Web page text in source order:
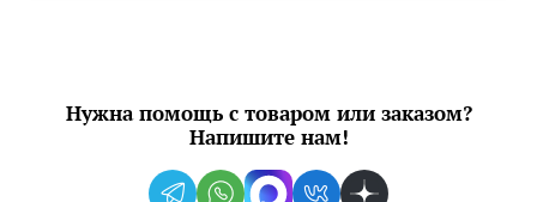
Нужна помощь с товаром или заказом?
Напишите нам!